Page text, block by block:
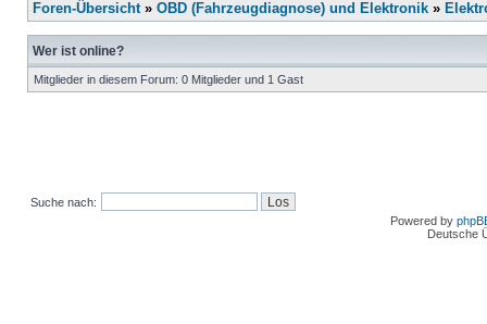
Foren-Übersicht» OBD (Fahrzeugdiagnose) und Elektronik »
Wer ist online?
Mitglieder in diesem Forum: 0 Mitglieder und 1 Gast
Suche nach:
Powered by
Deutsche